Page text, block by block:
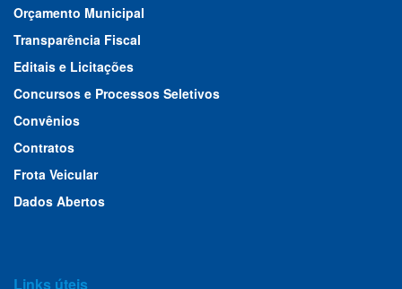
Orçamento Municipal
Transparência Fiscal
Editais e Licitações
Concursos e Processos Seletivos
Convênios
Contratos
Frota Veicular
Dados Abertos
Links úteis